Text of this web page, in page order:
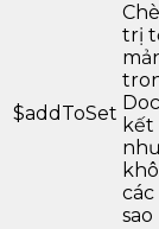
$addToSet
trị
kết
các
sao